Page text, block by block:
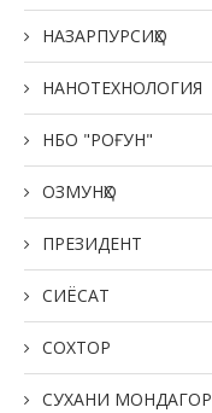
НАЗАРПУРСИҲО
НАНОТЕХНОЛОГИЯ
НБО "РОҒУН"
ОЗМУНҲО
ПРЕЗИДЕНТ
СИЁСАТ
СОХТОР
СУХАНИ МОНДАГОР